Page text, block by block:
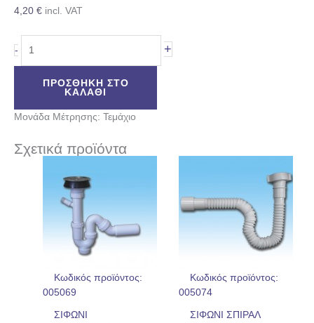
4,20 € incl. VAT
- +
ΠΡΟΣΘΉΚΗ ΣΤΟ
ΚΑΛΆΘΙ
Μονάδα Μέτρησης: Τεμάχιο
Σχετικά προϊόντα
Κωδικός προϊόντος:
005069
ΣΙΦΩΝΙ
Κωδικός προϊόντος:
005074
ΣΙΦΩΝΙ ΣΠΙΡΑΛ